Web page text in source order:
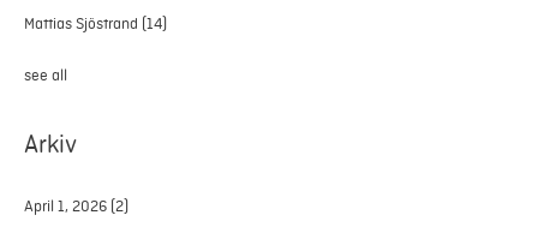
Mattias Sjöstrand (14)
see all
Arkiv
April 1, 2026 (2)